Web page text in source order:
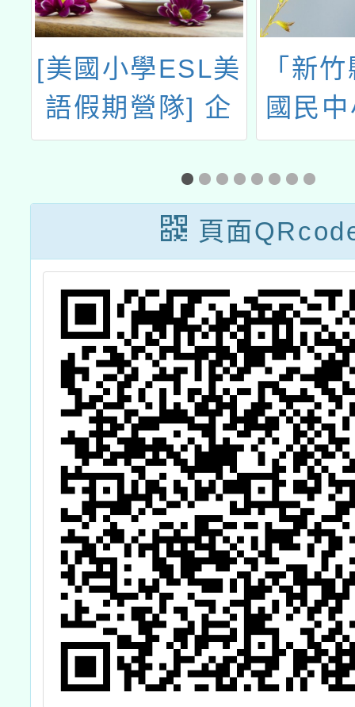
[美國小學ESL美
語假期營隊] 企
畫書
「新
國民
展
頁面